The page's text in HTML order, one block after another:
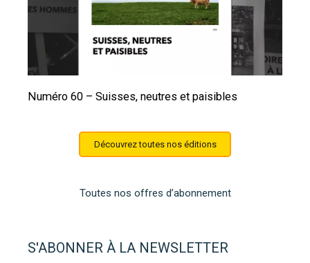
Numéro 60 – Suisses, neutres et paisibles
Découvrez toutes nos éditions
Toutes nos offres d’abonnement
S'ABONNER À LA NEWSLETTER